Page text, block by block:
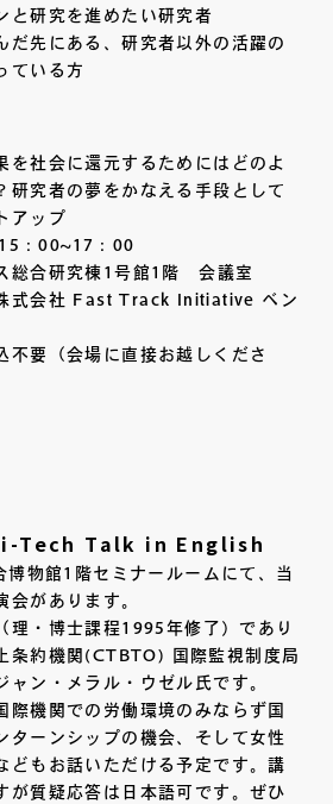
と研究を進めたい研究者
だ先にある、研究者以外の活躍の
ている方
を社会に還元するためにはどのよ
研究者の夢をかなえる手段として
アップ
：00~17：00
総合研究棟1号館1階 会議室
式会社 Fast Track Initiative ベン
不要（会場に直接お越しくださ
Tech Talk in English
物館1階セミナールームにて、当
会があります。
理・博士課程1995年修了）であり
条約機関(CTBTO) 国際監視制度局
ャン・メラル・ウゼル氏です。
際機関での労働環境のみならず国
ターンシップの機会、そして女性
どもお話いただける予定です。講
が質疑応答は日本語可です。ぜひ